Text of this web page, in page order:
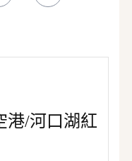
港/河口湖紅